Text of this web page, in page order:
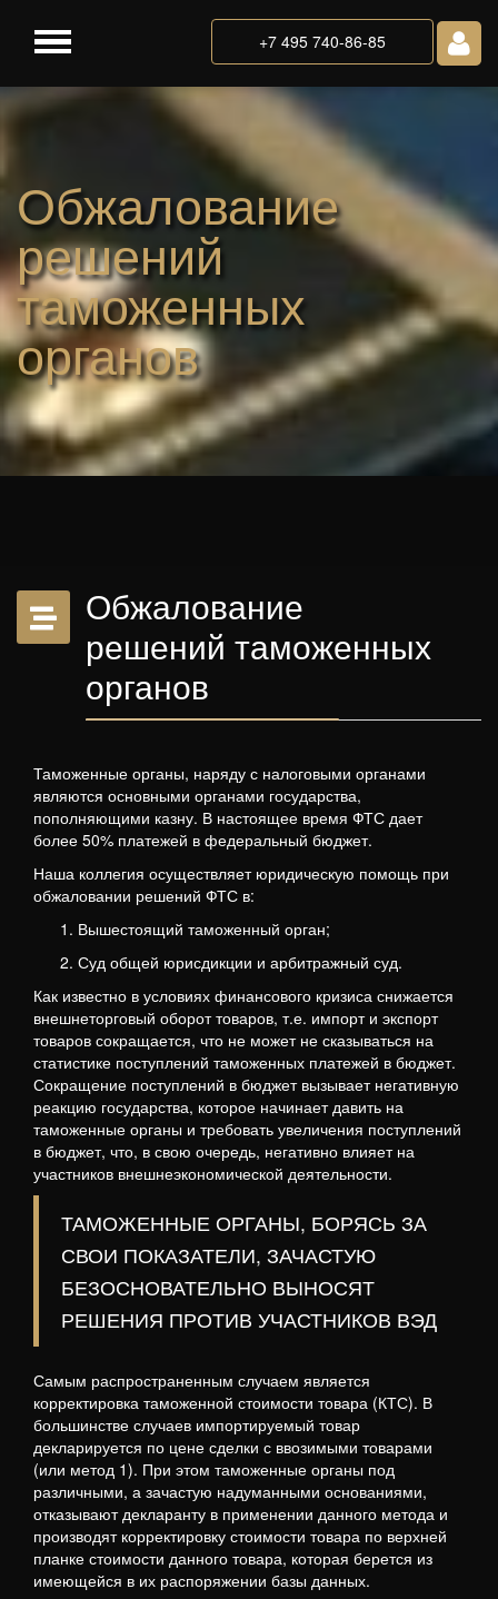
+7 495 740-86-85
Обжалование
решений
таможенных
органов
Обжалование
решений таможенных
органов
Таможенные органы, наряду с налоговыми органами
являются основными органами государства,
пополняющими казну. В настоящее время ФТС дает
более 50% платежей в федеральный бюджет.
Наша коллегия осуществляет юридическую помощь при
обжаловании решений ФТС в:
Вышестоящий таможенный орган;
Суд общей юрисдикции и арбитражный суд.
Как известно в условиях финансового кризиса снижается
внешнеторговый оборот товаров, т.е. импорт и экспорт
товаров сокращается, что не может не сказываться на
статистике поступлений таможенных платежей в бюджет.
Сокращение поступлений в бюджет вызывает негативную
реакцию государства, которое начинает давить на
таможенные органы и требовать увеличения поступлений
в бюджет, что, в свою очередь, негативно влияет на
участников внешнеэкономической деятельности.
ТАМОЖЕННЫЕ ОРГАНЫ, БОРЯСЬ ЗА
СВОИ ПОКАЗАТЕЛИ, ЗАЧАСТУЮ
БЕЗОСНОВАТЕЛЬНО ВЫНОСЯТ
РЕШЕНИЯ ПРОТИВ УЧАСТНИКОВ ВЭД
Самым распространенным случаем является
корректировка таможенной стоимости товара (КТС). В
большинстве случаев импортируемый товар
декларируется по цене сделки с ввозимыми товарами
(или метод 1). При этом таможенные органы под
различными, а зачастую надуманными основаниями,
отказывают декларанту в применении данного метода и
производят корректировку стоимости товара по верхней
планке стоимости данного товара, которая берется из
имеющейся в их распоряжении базы данных.